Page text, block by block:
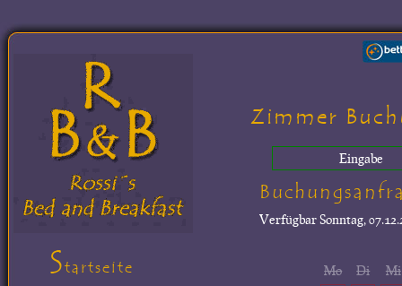
Zimmer
Eingabe
VerfügbarSonntag,
Mo
Di
Mi
Startseite